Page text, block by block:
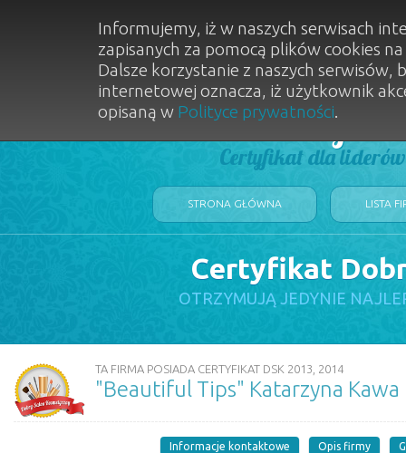
Dobry
Certyfikat dla
STRONA GŁÓWNA LISTA
Certyfikat
OTRZYMUJĄ JEDYNIE
TA FIRMA POSIADA CERTYFIKAT DSK 2013, 2014
"Beautiful Tips" Katarzyna Kawa
Informacje kontaktowe Opis firmy
Informujemy, iż w naszych serwisach
zapisanych za pomocą plików cookies
Dalsze korzystanie z naszych
internetowej oznacza, iż użytkownik
opisaną w Polityce prywatności.